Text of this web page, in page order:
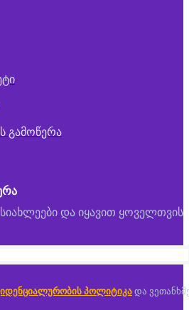
გამოწერა
და იყავით ყოველთვის
პოლიტიკა და